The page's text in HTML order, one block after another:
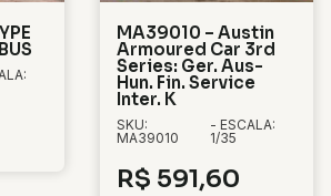
MA39010 – Austin
Armoured Car 3rd
Series: Ger. Aus-
Hun. Fin. Service
Inter. K
SKU:
MA39010
- ESCALA:
1/35
R$ 591,60